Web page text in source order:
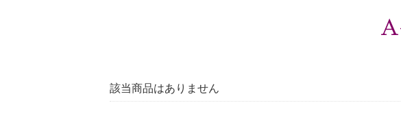
該当商品はありません